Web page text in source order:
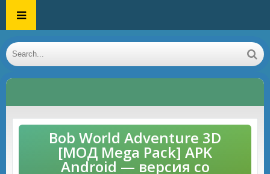
Bob World Adventure 3D
[МОД Mega Pack] APK
Android — версия со